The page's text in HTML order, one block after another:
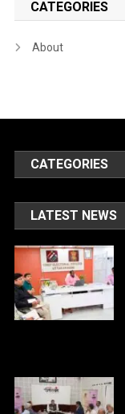
CATEGORIES
About
CATEGORIES
LATEST NEWS